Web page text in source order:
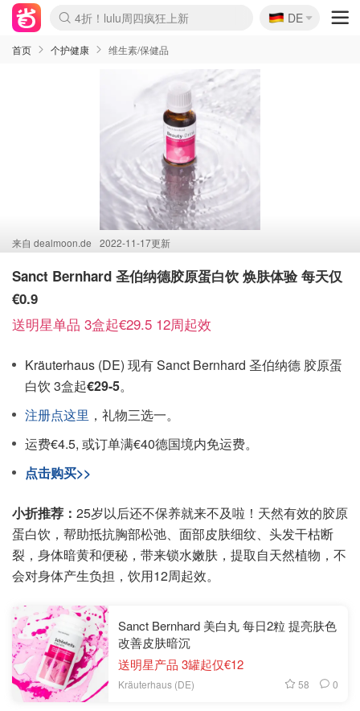
Boticinal 夏促开抢！
4折！lulu周四疯狂上新
还没结束！&OtherStories大促
Joybuy变相75折 随时失效
速领！Stanley独家85折
疑似霸哥！Camper额外叠85折
Zalando 奥莱闪促！每日更新
Moncler反季囤！5折起+叠9折
Coach Brooklyn仅€192
🇩🇪
DE
首页 个护健康 维生素/保健品
来自 dealmoon.de 2022-11-17更新
Sanct Bernhard 圣伯纳德胶原蛋白饮 焕肤体验 每天仅
€0.9
送明星单品 3盒起€29.5 12周起效
Kräuterhaus (DE) 现有 Sanct Bernhard 圣伯纳德 胶原蛋
白饮 3盒起€29-5。
注册点这里 ，礼物三选一。
运费€4.5, 或订单满€40德国境内免运费。
点击购买>>
小折推荐： 25岁以后还不保养就来不及啦！天然有效的胶原
蛋白饮，帮助抵抗胸部松弛、面部皮肤细纹、头发干枯断
裂，身体暗黄和便秘，带来锁水嫩肤，提取自天然植物，不
会对身体产生负担，饮用12周起效。
Sanct Bernhard 美白丸 每日2粒 提亮肤色
改善皮肤暗沉
送明星产品 3罐起仅€12
Kräuterhaus (DE) 58 0